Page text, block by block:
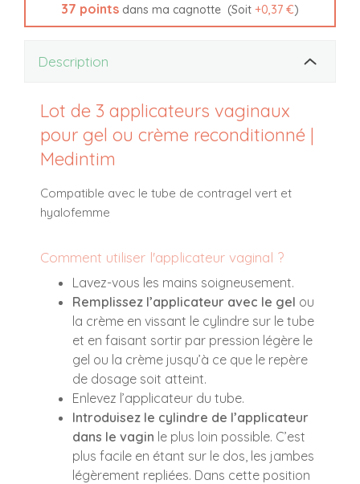
37 points dans ma cagnotte (Soit +0,37 €)
Description
Lot de 3 applicateurs vaginaux
pour gel ou crème reconditionné |
Medintim
Compatible avec le tube de contragel vert et
hyalofemme
Comment utiliser l'applicateur vaginal ?
Lavez-vous les mains soigneusement.
Remplissez l’applicateur avec le gel ou
la crème en vissant le cylindre sur le tube
et en faisant sortir par pression légère le
gel ou la crème jusqu’à ce que le repère
de dosage soit atteint.
Enlevez l’applicateur du tube.
Introduisez le cylindre de l’applicateur
dans le vagin le plus loin possible. C’est
plus facile en étant sur le dos, les jambes
légèrement repliées. Dans cette position